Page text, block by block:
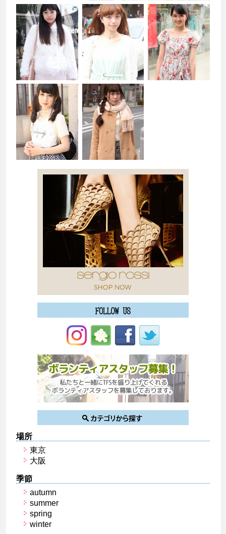
場所
東京
大阪
季節
autumn
summer
spring
winter